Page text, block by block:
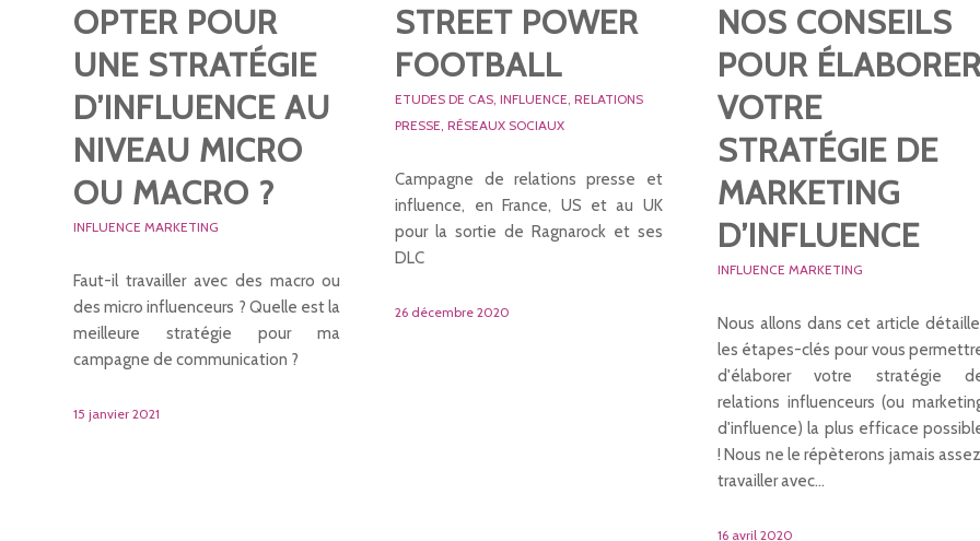
OPTER POUR
UNE STRATÉGIE
D’INFLUENCE AU
NIVEAU MICRO
OU MACRO ?
INFLUENCE MARKETING
Faut-il travailler avec des macro ou
des micro influenceurs ? Quelle est la
meilleure stratégie pour ma
campagne de communication ?
15 janvier 2021
STREET POWER
FOOTBALL
ETUDES DE CAS ,INFLUENCE ,RELATIONS
PRESSE ,RÉSEAUX SOCIAUX
Campagne de relations presse et
influence, en France, US et au UK
pour la sortie de Ragnarock et ses
DLC
26 décembre 2020
NOS CONSEILS
POUR
VOTRE
STRATÉGIE DE
MARKETING
D’INFLUENCE
INFLUENCE MARKETING
Nous allons dans cet article
les étapes-clés pour vous
d'élaborer votre stratégie
relations influenceurs (ou
d'influence) la plus efficace
! Nous ne le répèterons jamais
travailler avec…
16 avril 2020